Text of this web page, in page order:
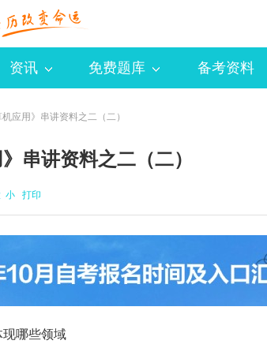
资讯 免费题库 备考资料
应用》串讲资料之二（二）
串讲资料之二（二）
小 打印
哪些领域